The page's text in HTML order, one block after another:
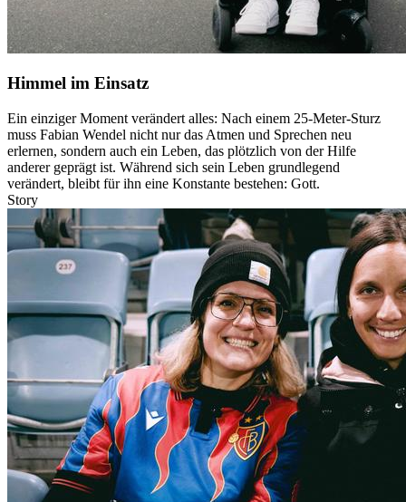
Himmel im Einsatz
Ein einziger Moment verändert alles: Nach einem 25-Meter-Sturz
muss Fabian Wendel nicht nur das Atmen und Sprechen neu
erlernen, sondern auch ein Leben, das plötzlich von der Hilfe
anderer geprägt ist. Während sich sein Leben grundlegend
verändert, bleibt für ihn eine Konstante bestehen: Gott.
Story